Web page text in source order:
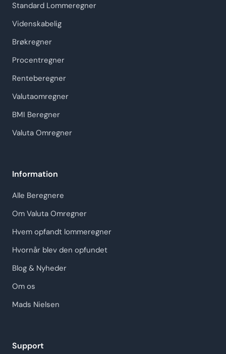
Standard Lommeregner
Videnskabelig
Brøkregner
Procentregner
Renteberegner
Valutaomregner
BMI Beregner
Valuta Omregner
Information
Alle Beregnere
Om Valuta Omregner
Hvem opfandt lommeregner
Hvornår blev den opfundet
Blog & Nyheder
Om os
Mads Nielsen
Support